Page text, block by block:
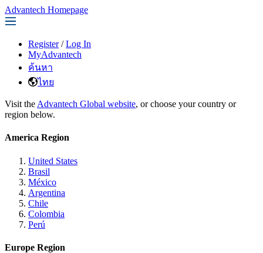
Advantech Homepage
Register / Log In
MyAdvantech
ค้นหา
ไทย
Visit the Advantech Global website, or choose your country or
region below.
America Region
United States
Brasil
México
Argentina
Chile
Colombia
Perú
Europe Region